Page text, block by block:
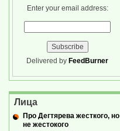
Enter your email address:
Delivered by FeedBurner
Лица
Про Дегтярева жесткого, но
не жестокого